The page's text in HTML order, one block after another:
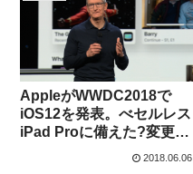
AppleがWWDC2018で
iOS12を発表。べセルレス
iPad Proに備えた?変更や
新アプリを多数リリース
2018.06.06